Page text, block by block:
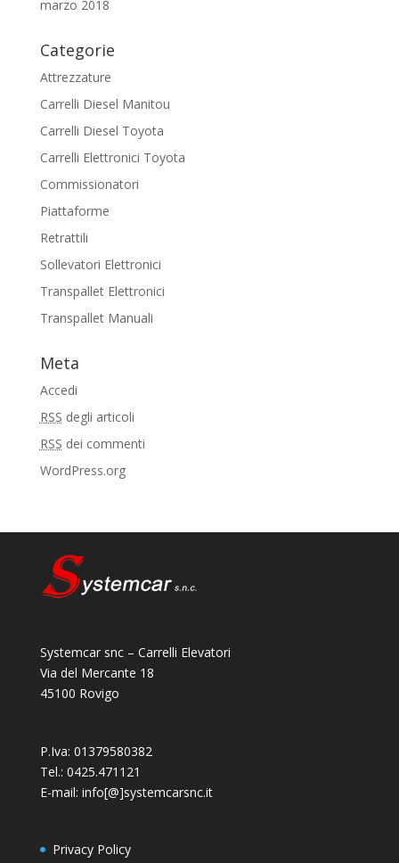
marzo 2018
Categorie
Attrezzature
Carrelli Diesel Manitou
Carrelli Diesel Toyota
Carrelli Elettronici Toyota
Commissionatori
Piattaforme
Retrattili
Sollevatori Elettronici
Transpallet Elettronici
Transpallet Manuali
Meta
Accedi
RSS degli articoli
RSS dei commenti
WordPress.org
Systemcar snc – Carrelli Elevatori
Via del Mercante 18
45100 Rovigo
P.Iva: 01379580382
Tel.: 0425.471121
E-mail: info[@]systemcarsnc.it
Privacy Policy